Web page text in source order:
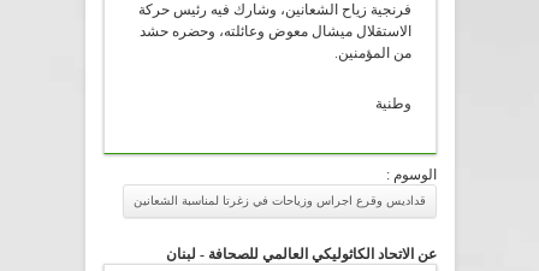
فرنجية زياح الشعانين، وشارك فيه رئيس حركة
الاستقلال ميشال معوض وعائلته، وحضره حشد
من المؤمنين.
وطنية
الوسوم :
قداديس وقرع اجراس وزياحات في زغرتا لمناسبة الشعانين
عن الاتحاد الكاثوليكي العالمي للصحافة - لبنان